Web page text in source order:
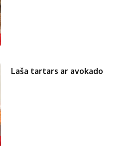
Laša tartars ar avokado